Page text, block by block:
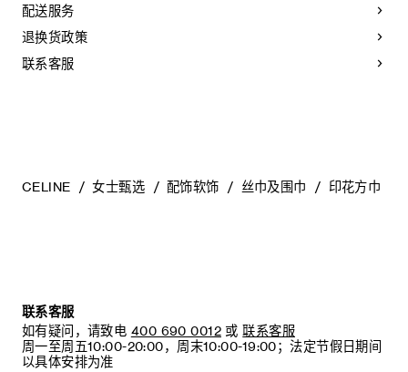
不可熨烫。
本品可用芳香化合物进行轻柔干洗。
不可用水进行专业清洗。
配送服务
退换货政策
联系客服
CELINE 女士甄选 配饰软饰 丝巾及围巾 印花方巾
联系客服
如有疑问，请致电 400 690 0012 或 联系客服
周一至周五10:00-20:00，周末10:00-19:00；法定节假日期间
以具体安排为准